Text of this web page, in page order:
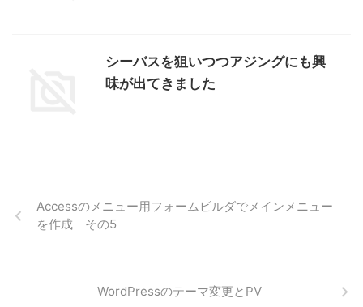
シーバスを狙いつつアジングにも興
味が出てきました
Accessのメニュー用フォームビルダでメインメニュー
を作成 その5
WordPressのテーマ変更とPV